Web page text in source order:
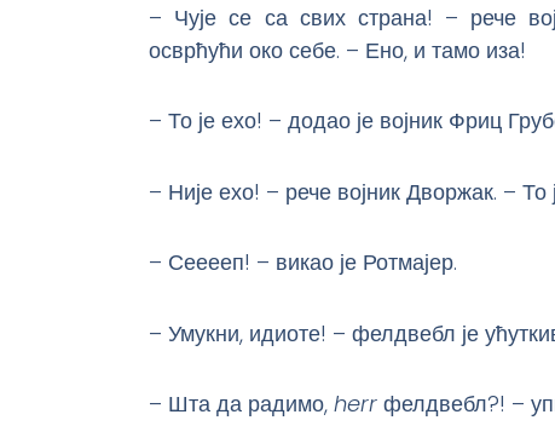
– Чује се са свих страна! – рече
осврћући око себе. – Ено, и тамо иза!
– То је ехо! – додао је војник Фриц
– Није ехо! – рече војник Дворжак. – То
– Сееееп! – викао је Ротмајер.
– Умукни, идиоте! – фелдвебл је
– Шта да радимо, herr фелдвебл?! –